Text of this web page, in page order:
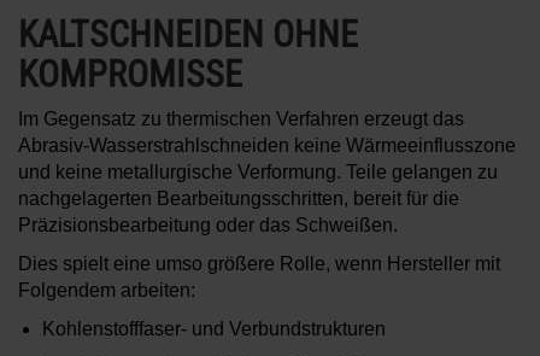
KALTSCHNEIDEN OHNE
KOMPROMISSE
Im Gegensatz zu thermischen Verfahren erzeugt das
Abrasiv-Wasserstrahlschneiden keine Wärmeeinflusszone
und keine metallurgische Verformung. Teile gelangen zu
nachgelagerten Bearbeitungsschritten, bereit für die
Präzisionsbearbeitung oder das Schweißen.
Dies spielt eine umso größere Rolle, wenn Hersteller mit
Folgendem arbeiten:
Kohlenstofffaser- und Verbundstrukturen